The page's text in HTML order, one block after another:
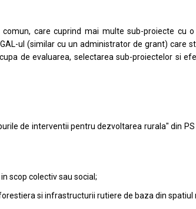
care cuprind mai multe sub-proiecte cu o
ul (similar cu un administrator de grant) care
de evaluarea, selectarea sub-proiectelor si
de interventii pentru dezvoltarea rurala" din PS
scop colectiv sau social;
si infrastructurii rutiere de baza din spatiul